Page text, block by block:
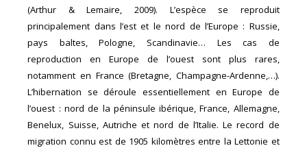
(Arthur & Lemaire, 2009). L’espèce se reproduit
principalement dans l’est et le nord de l’Europe : Russie,
pays baltes, Pologne, Scandinavie… Les cas de
reproduction en Europe de l’ouest sont plus rares,
notamment en France (Bretagne, Champagne-Ardenne,…).
L’hibernation se déroule essentiellement en Europe de
l’ouest : nord de la péninsule ibérique, France, Allemagne,
Benelux, Suisse, Autriche et nord de l’Italie. Le record de
migration connu est de 1905 kilomètres entre la Lettonie et